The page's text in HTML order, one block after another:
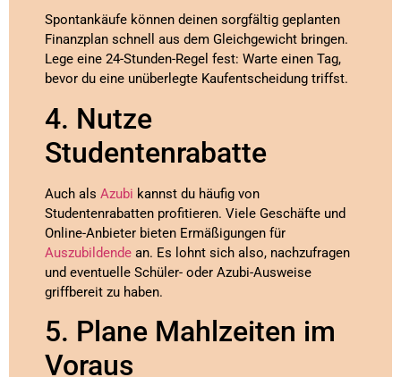
Spontankäufe können deinen sorgfältig geplanten
Finanzplan schnell aus dem Gleichgewicht bringen.
Lege eine 24-Stunden-Regel fest: Warte einen Tag,
bevor du eine unüberlegte Kaufentscheidung triffst.
4. Nutze
Studentenrabatte
Auch als Azubi kannst du häufig von
Studentenrabatten profitieren. Viele Geschäfte und
Online-Anbieter bieten Ermäßigungen für
Auszubildende an. Es lohnt sich also, nachzufragen
und eventuelle Schüler- oder Azubi-Ausweise
griffbereit zu haben.
5. Plane Mahlzeiten im
Voraus